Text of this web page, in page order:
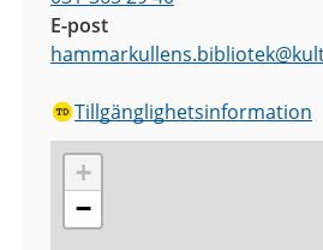
E-post
hammarkullens.bibliotek@
Tillgänglighetsinformation
+
−